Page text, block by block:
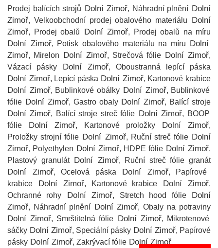
Prodej balících strojů Dolní Zimoř, Náhradní plněníDolní
Zimoř, Velkoobchodní prodej obalového materiálu
Dolní
Zimoř, Prodej obalů Dolní Zimoř, Prodej obalů na míru
Dolní Zimoř, Potisk obalového materiálu na míru Dolní
Zimoř, Mirelon Dolní Zimoř, Strečová fólie Dolní Zimoř,
Vázací pásky Dolní Zimoř, Oboustranná lepící páska
Dolní Zimoř, Lepící páskaDolní Zimoř, Kartonové krabice
Dolní Zimoř, Bublinkové obálky Dolní Zimoř, Bublinkové
fólie Dolní Zimoř, Gastro obalyDolní Zimoř, Balící stroje
Dolní Zimoř, Balící stroje streč fólie Dolní Zimoř, BOOP
fólie Dolní Zimoř, Kartonové proložkyDolní Zimoř,
Proložky strojní fólie Dolní Zimoř, Ruční streč fólieDolní
Zimoř, Polyethylen Dolní Zimoř, HDPE fólie Dolní Zimoř,
Plastový granulátDolní Zimoř, Ruční streč fólie granát
Dolní Zimoř, Ocelová páskaDolní Zimoř, Papírové
krabice Dolní Zimoř, Kartonové krabice Dolní Zimoř,
Ochranné rohy Dolní Zimoř, Stretch hood fólieDolní
Zimoř, Náhradní plněníDolní Zimoř, Obaly na potraviny
Dolní Zimoř, Smrštitelná fólie Dolní Zimoř, Mikrotenové
sáčky Dolní Zimoř, Speciální pásky Dolní Zimoř, Papírové
pásky Dolní Zimoř, Zakrývací fólie Dolní Zimoř